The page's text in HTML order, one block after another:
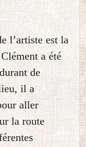
l’artiste est la
a été
de
il a
aller
la route